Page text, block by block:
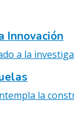
Innovación
a la
la